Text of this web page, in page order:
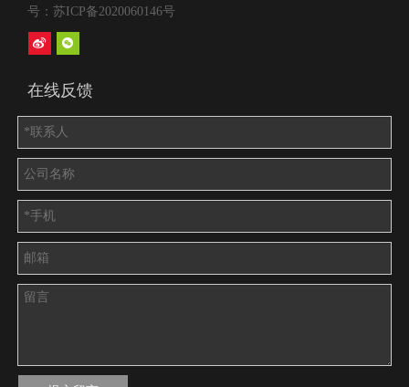
高性能直流滤波器
号： 苏ICP备2020060146号
在线反馈